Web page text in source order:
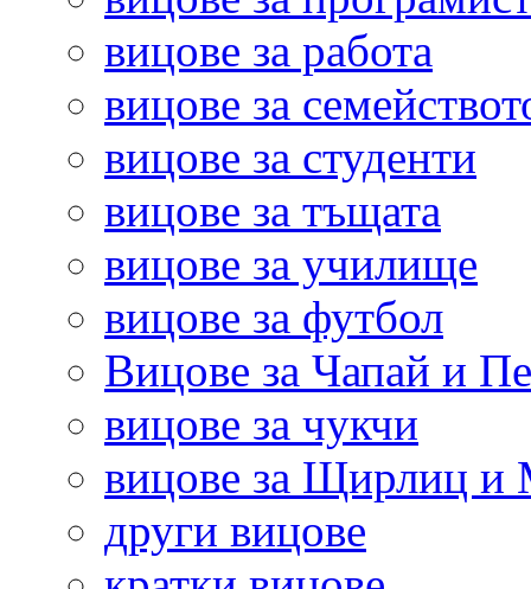
вицове за работа
вицове за
вицове за студенти
вицове за тъщата
вицове за училище
вицове за футбол
Вицове за Чапай и
вицове за чукчи
вицове за Щирлиц
други вицове